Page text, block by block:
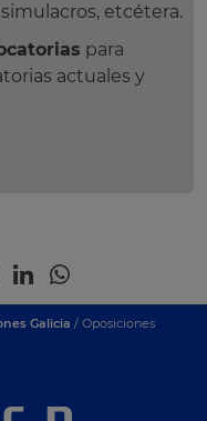
etcétera.
para
actuales y
Galicia / Oposiciones